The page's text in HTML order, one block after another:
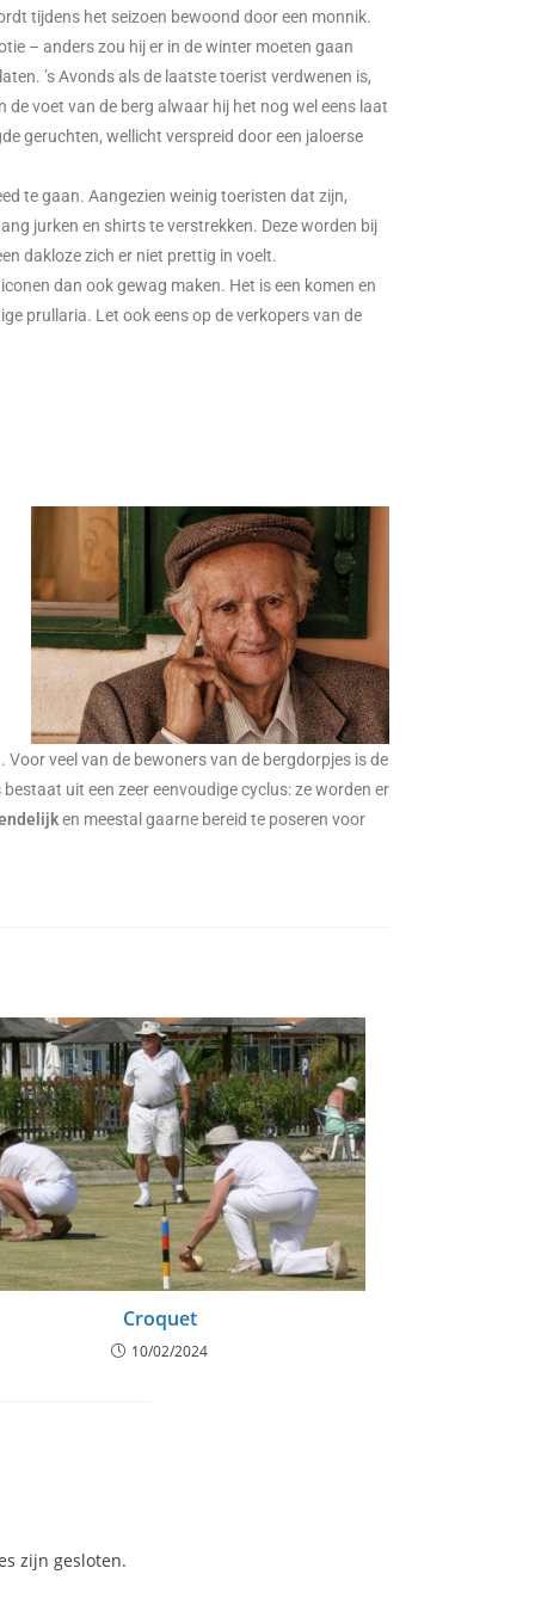
tijdens het seizoen bewoond door een monnik.
– anders zou hij er in de winter moeten gaan
’s Avonds als de laatste toerist verdwenen is,
voet van de berg alwaar hij het nog wel eens laat
geruchten, wellicht verspreid door een jaloerse
te gaan. Aangezien weinig toeristen dat zijn,
jurken en shirts te verstrekken. Deze worden bij
dakloze zich er niet prettig in voelt.
dan ook gewag maken. Het is een komen en
prullaria. Let ook eens op de verkopers van de
veel van de bewoners van de bergdorpjes is de
bestaat uit een zeer eenvoudige cyclus: ze worden er
en meestal gaarne bereid te poseren voor
Croquet
10/02/2024
zijn gesloten.